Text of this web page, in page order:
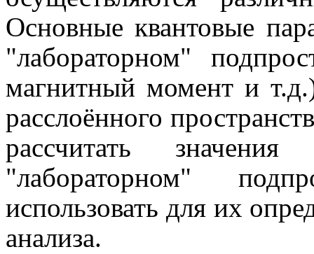
Основные квантовые
"лабораторном"
магнитный момент и
расслоённого
рассчитать
"лабораторном"
использовать для их
анализа.